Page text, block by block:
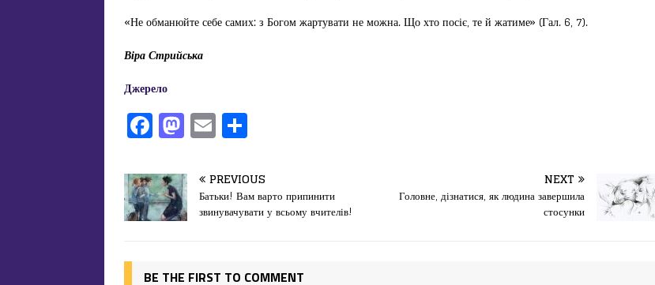
«Не обманюйте себе самих: з Богом жартувати не можна. Що хто посіє, те й жатиме» (Гал. 6, 7).
Віра Стрийська
Джерело
F
a
c
e
b
M
a
st
o
d
E
m
ai
l
іл
и
т
PREVIOUS
Батьки! Вам варто припинити
звинувачувати у всьому вчителів!
NEXT
Головне, дізнатися, як людина завершила
стосунки
BE THE FIRST TO COMMENT